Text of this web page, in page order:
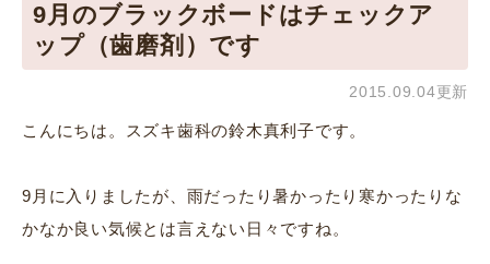
9月のブラックボードはチェックア
ップ（歯磨剤）です
2015.09.04更新
こんにちは。スズキ歯科の鈴木真利子です。
9月に入りましたが、雨だったり暑かったり寒かったりな
かなか良い気候とは言えない日々ですね。